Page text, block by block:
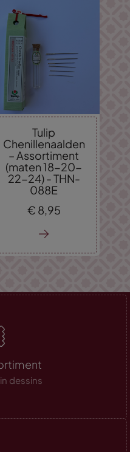
Tulip
Chenillenaalden
– Assortiment
(maten 18-20-
22-24) - THN-
088E
€ 8, 95
dessins